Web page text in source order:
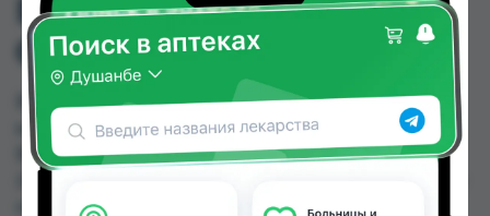
ВИТАПРОСТ ПЛЮС
СВЕЧИ. №10
ВИТАПРОСТ ПЛЮС СВЕЧИ. №10 можно купить
или заказать в аптеках, Абубакри Карим, АЗИЗ
ВАКО , Алишер-К, Аптека Алфавит, Аптека Нур
от 230.00 TJS до 330.00 TJS в Душанбе и других